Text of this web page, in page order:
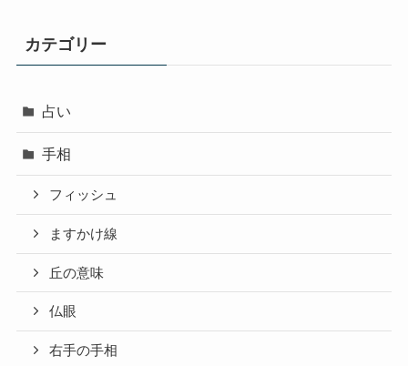
カテゴリー
占い
手相
フィッシュ
ますかけ線
丘の意味
仏眼
右手の手相